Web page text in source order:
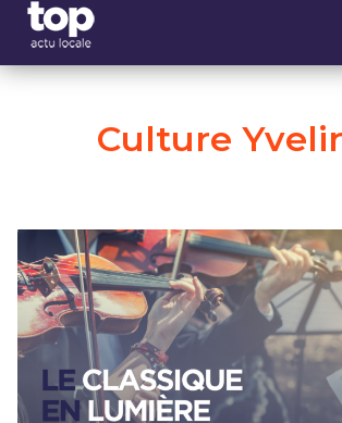
Culture
Panneau de gestion des cookies